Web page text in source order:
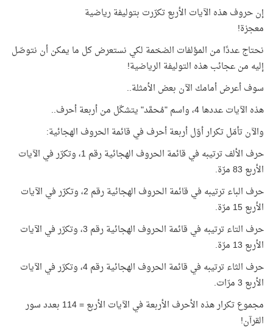
إن حروف هذه الآيات الأربع تكرّرت بتوليفة رياضية
معجزة!
نحتاج عددًا من المؤلفات الضخمة لكي نستعرض كل ما يمكن أن نتوصّل
إليه من عجائب هذه التوليفة الرياضية!
سوف أعرض أمامك الآن بعض الأمثلة..
هذه الآيات عددها 4، واسم "مُحمَّد" يتشكّل من أربعة أحرف..
والآن تأمّل تكرار أوّل أربعة أحرف في قائمة الحروف الهجائية:
حرف الألف ترتيبه في قائمة الحروف الهجائية رقم 1، وتكرّر في الآيات
الأربع 83 مرّة.
حرف الباء ترتيبه في قائمة الحروف الهجائية رقم 2، وتكرّر في الآيات
الأربع 15 مرّة.
حرف التاء ترتيبه في قائمة الحروف الهجائية رقم 3، وتكرّر في الآيات
الأربع 13 مرّة.
حرف الثاء ترتيبه في قائمة الحروف الهجائية رقم 4، وتكرّر في الآيات
الأربع 3 مرّات.
مجموع تكرار هذه الأحرف الأربعة في الآيات الأربع = 114 بعدد سور
القرآن!